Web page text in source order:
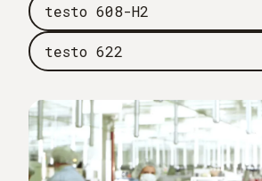
testo 608-H2
testo 622